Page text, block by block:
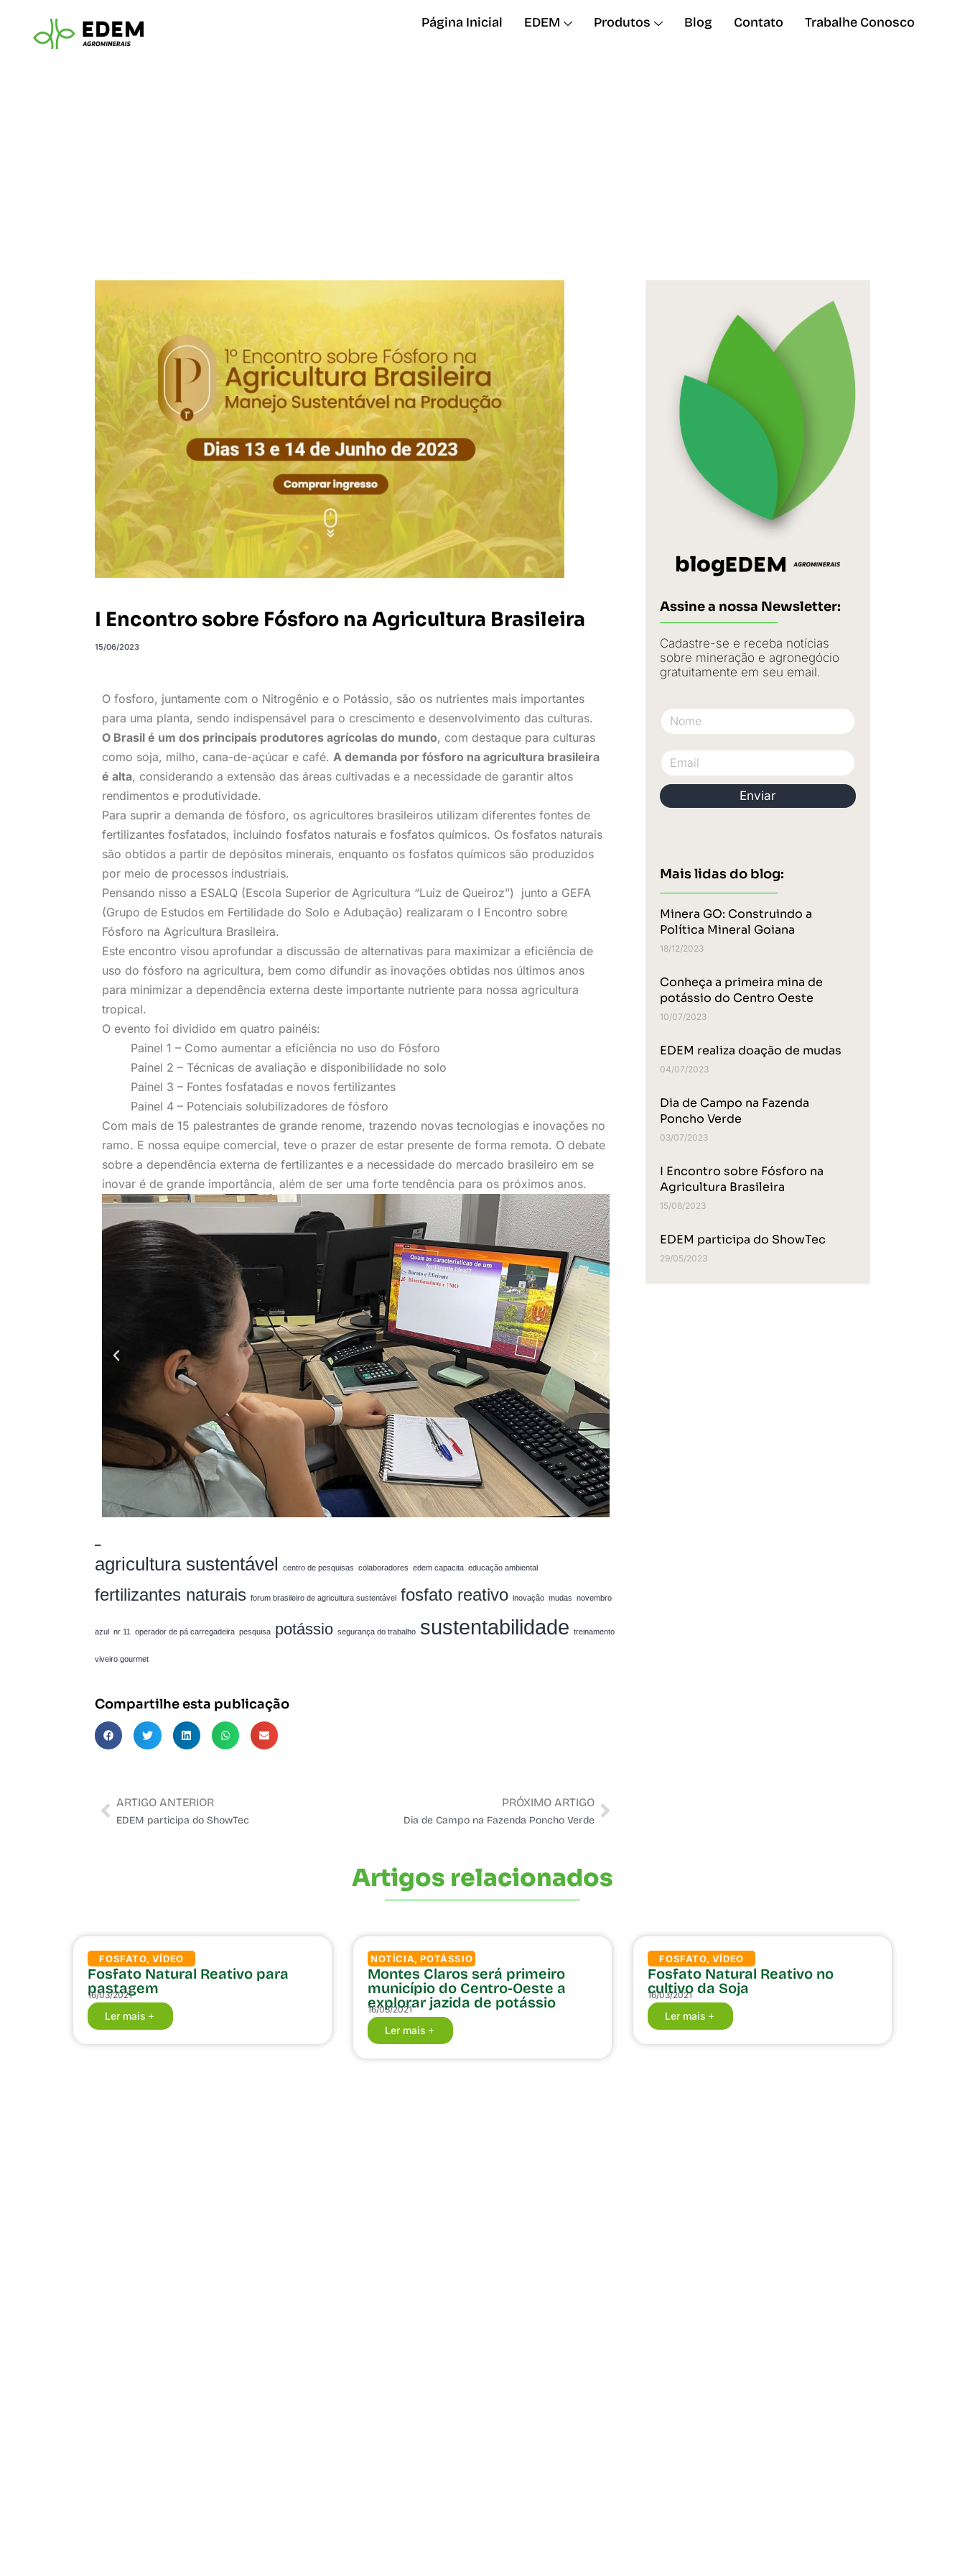
Página Inicial EDEM Produtos Blog Contato Trabalhe Conosco
I Encontro sobre Fósforo na Agricultura Brasileira
15/06/2023
O fosforo, juntamente com o Nitrogênio e o Potássio, são os nutrientes mais importantes
para uma planta, sendo indispensável para o crescimento e desenvolvimento das culturas.
O Brasil é um dos principais produtores agrícolas do mundo, com destaque para culturas
como soja, milho, cana-de-açúcar e café. A demanda por fósforo na agricultura brasileira
é alta, considerando a extensão das áreas cultivadas e a necessidade de garantir altos
rendimentos e produtividade.
Para suprir a demanda de fósforo, os agricultores brasileiros utilizam diferentes fontes de
fertilizantes fosfatados, incluindo fosfatos naturais e fosfatos químicos. Os fosfatos naturais
são obtidos a partir de depósitos minerais, enquanto os fosfatos químicos são produzidos
por meio de processos industriais.
Pensando nisso a ESALQ (Escola Superior de Agricultura “Luiz de Queiroz”) junto a GEFA
(Grupo de Estudos em Fertilidade do Solo e Adubação) realizaram o I Encontro sobre
Fósforo na Agricultura Brasileira.
Este encontro visou aprofundar a discussão de alternativas para maximizar a eficiência de
uso do fósforo na agricultura, bem como difundir as inovações obtidas nos últimos anos
para minimizar a dependência externa deste importante nutriente para nossa agricultura
tropical.
O evento foi dividido em quatro painéis:
Painel 1 – Como aumentar a eficiência no uso do Fósforo
Painel 2 – Técnicas de avaliação e disponibilidade no solo
Painel 3 – Fontes fosfatadas e novos fertilizantes
Painel 4 – Potenciais solubilizadores de fósforo
Com mais de 15 palestrantes de grande renome, trazendo novas tecnologias e inovações no
ramo. E nossa equipe comercial, teve o prazer de estar presente de forma remota. O debate
sobre a dependência externa de fertilizantes e a necessidade do mercado brasileiro em se
inovar é de grande importância, além de ser uma forte tendência para os próximos anos.
agricultura sustentável centro de pesquisas colaboradores edem capacita educação ambiental
fertilizantes naturais forum brasileiro de agricultura sustentável fosfato reativo inovação mudas novembro
azul nr 11 operador de pá carregadeira pesquisa potássio segurança do trabalho sustentabilidade treinamento
viveiro gourmet
Compartilhe esta publicação
ARTIGO ANTERIOR
EDEM participa do ShowTec
PRÓXIMO ARTIGO
Dia de Campo na Fazenda Poncho Verde
blog
Assine a nossa Newsletter:
Cadastre-se e receba notícias
sobre mineração e agronegócio
gratuitamente em seu email.
Enviar
Mais lidas do blog:
Minera GO: Construindo a
Política Mineral Goiana
18/12/2023
Conheça a primeira mina de
potássio do Centro Oeste
10/07/2023
EDEM realiza doação de mudas
04/07/2023
Dia de Campo na Fazenda
Poncho Verde
03/07/2023
I Encontro sobre Fósforo na
Agricultura Brasileira
15/06/2023
EDEM participa do ShowTec
29/05/2023
Artigos relacionados
FOSFATO, VÍDEO
Fosfato Natural Reativo para
pastagem
16/03/2021
Ler mais
NOTÍCIA,POTÁSSIO
Montes Claros será primeiro
município do Centro-Oeste a
explorar jazida de potássio
16/03/2021
Ler mais
FOSFATO, VÍDEO
Fosfato Natural Reativo no
cultivo da Soja
16/03/2021
Ler mais